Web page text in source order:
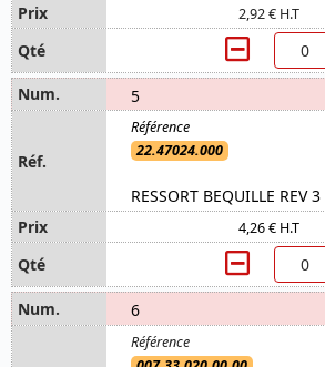
2,92 € H.T
5
22.47024.000
RESSORT BEQUILLE REV 3
4,26 € H.T
6